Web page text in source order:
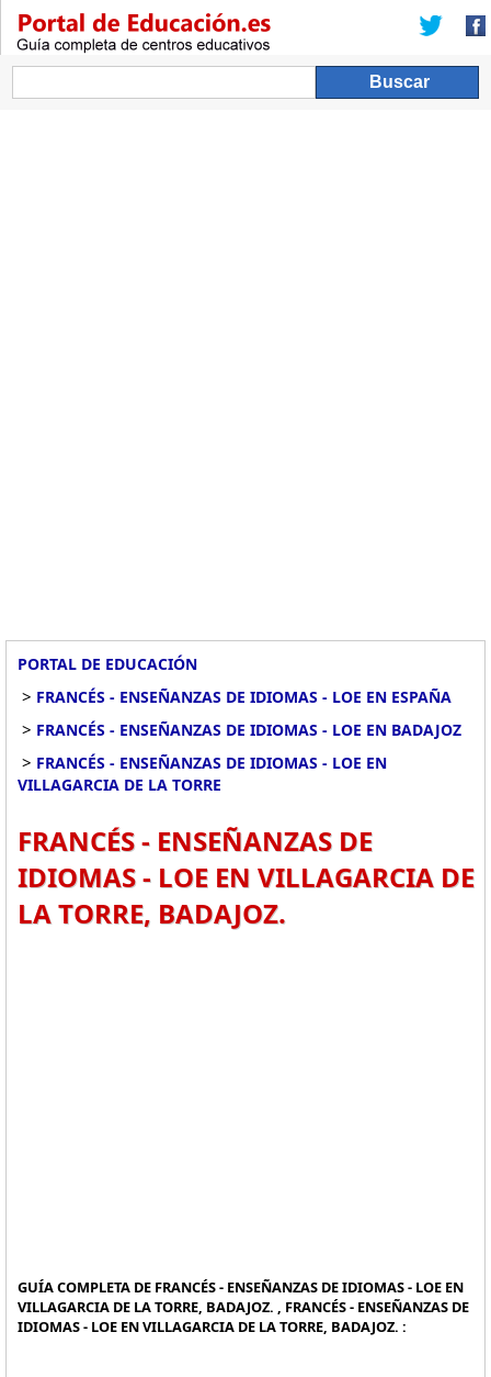
PORTAL DE EDUCACIÓN
> FRANCÉS - ENSEÑANZAS DE IDIOMAS - LOE EN ESPAÑA
> FRANCÉS - ENSEÑANZAS DE IDIOMAS - LOE EN BADAJOZ
> FRANCÉS - ENSEÑANZAS DE IDIOMAS - LOE EN
VILLAGARCIA DE LA TORRE
FRANCÉS - ENSEÑANZAS DE
IDIOMAS - LOE EN VILLAGARCIA DE
LA TORRE, BADAJOZ.
GUÍA COMPLETA DE FRANCÉS - ENSEÑANZAS DE IDIOMAS - LOE EN
VILLAGARCIA DE LA TORRE, BADAJOZ. , FRANCÉS - ENSEÑANZAS DE
IDIOMAS - LOE EN VILLAGARCIA DE LA TORRE, BADAJOZ. :